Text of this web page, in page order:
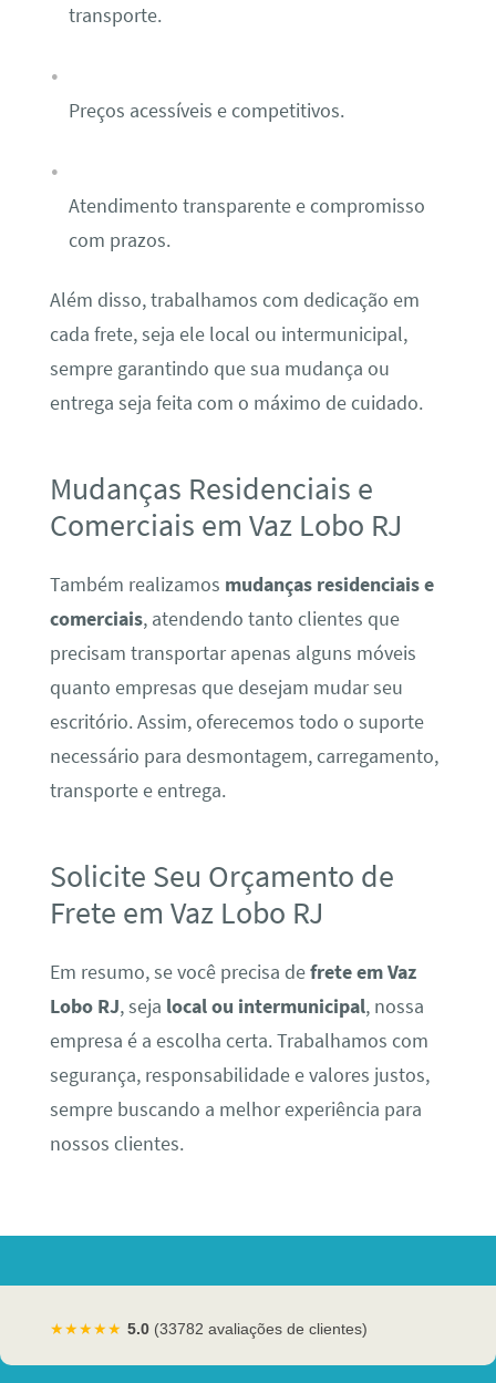
transporte.
Preços acessíveis e competitivos.
Atendimento transparente e compromisso
com prazos.
Além disso, trabalhamos com dedicação em
cada frete, seja ele local ou intermunicipal,
sempre garantindo que sua mudança ou
entrega seja feita com o máximo de cuidado.
Mudanças Residenciais e
Comerciais em Vaz Lobo RJ
Também realizamos mudanças residenciais e
comerciais, atendendo tanto clientes que
precisam transportar apenas alguns móveis
quanto empresas que desejam mudar seu
escritório. Assim, oferecemos todo o suporte
necessário para desmontagem, carregamento,
transporte e entrega.
Solicite Seu Orçamento de
Frete em Vaz Lobo RJ
Em resumo, se você precisa defrete em Vaz
Lobo RJ, seja local ou intermunicipal, nossa
empresa é a escolha certa. Trabalhamos com
segurança, responsabilidade e valores justos,
sempre buscando a melhor experiência para
nossos clientes.
★★★★★ 5.0 (33782 avaliações de clientes)